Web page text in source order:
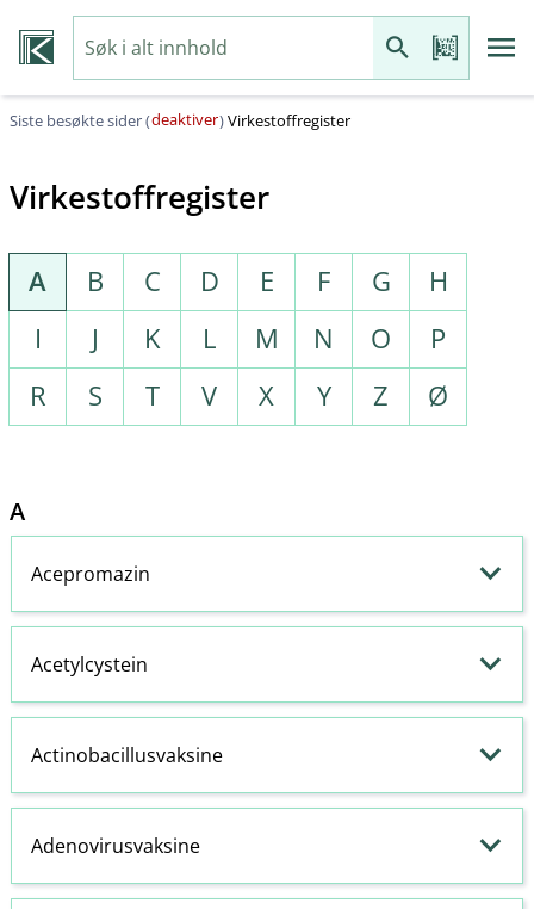
Siste besøkte sider (deaktiver)Virkestoffregister
Virkestoffregister
A B C D E F G
H
I
J K L M N O
P
R
S T V X Y Z Ø
A
Acepromazin
Acetylcystein
Actinobacillusvaksine
Adenovirusvaksine